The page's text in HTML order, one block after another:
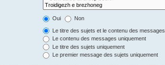
Oui Non
Le titre des sujets et le contenu des messages
Le contenu des messages uniquement
Le titre des sujets uniquement
Le premier message des sujets uniquement